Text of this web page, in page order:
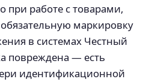
при работе с товарами,
маркировку
в системах Честный
повреждена — есть
идентификационной